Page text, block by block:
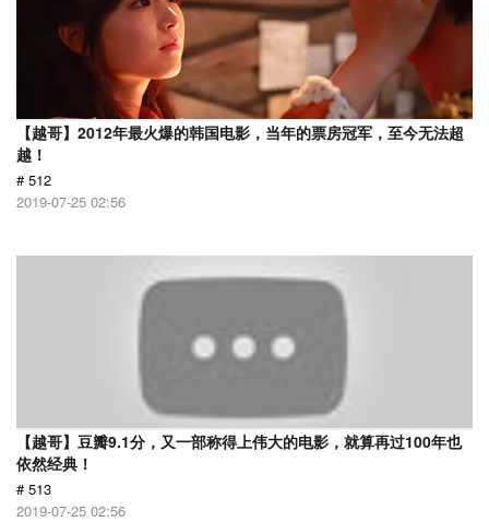
【越哥】2012年最火爆的韩国电影，当年的票房冠军，至今无法超
越！
# 512
2019-07-25 02:56
【越哥】豆瓣9.1分，又一部称得上伟大的电影，就算再过100年也
依然经典！
# 513
2019-07-25 02:56